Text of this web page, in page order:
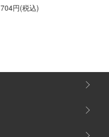
704円(税込)